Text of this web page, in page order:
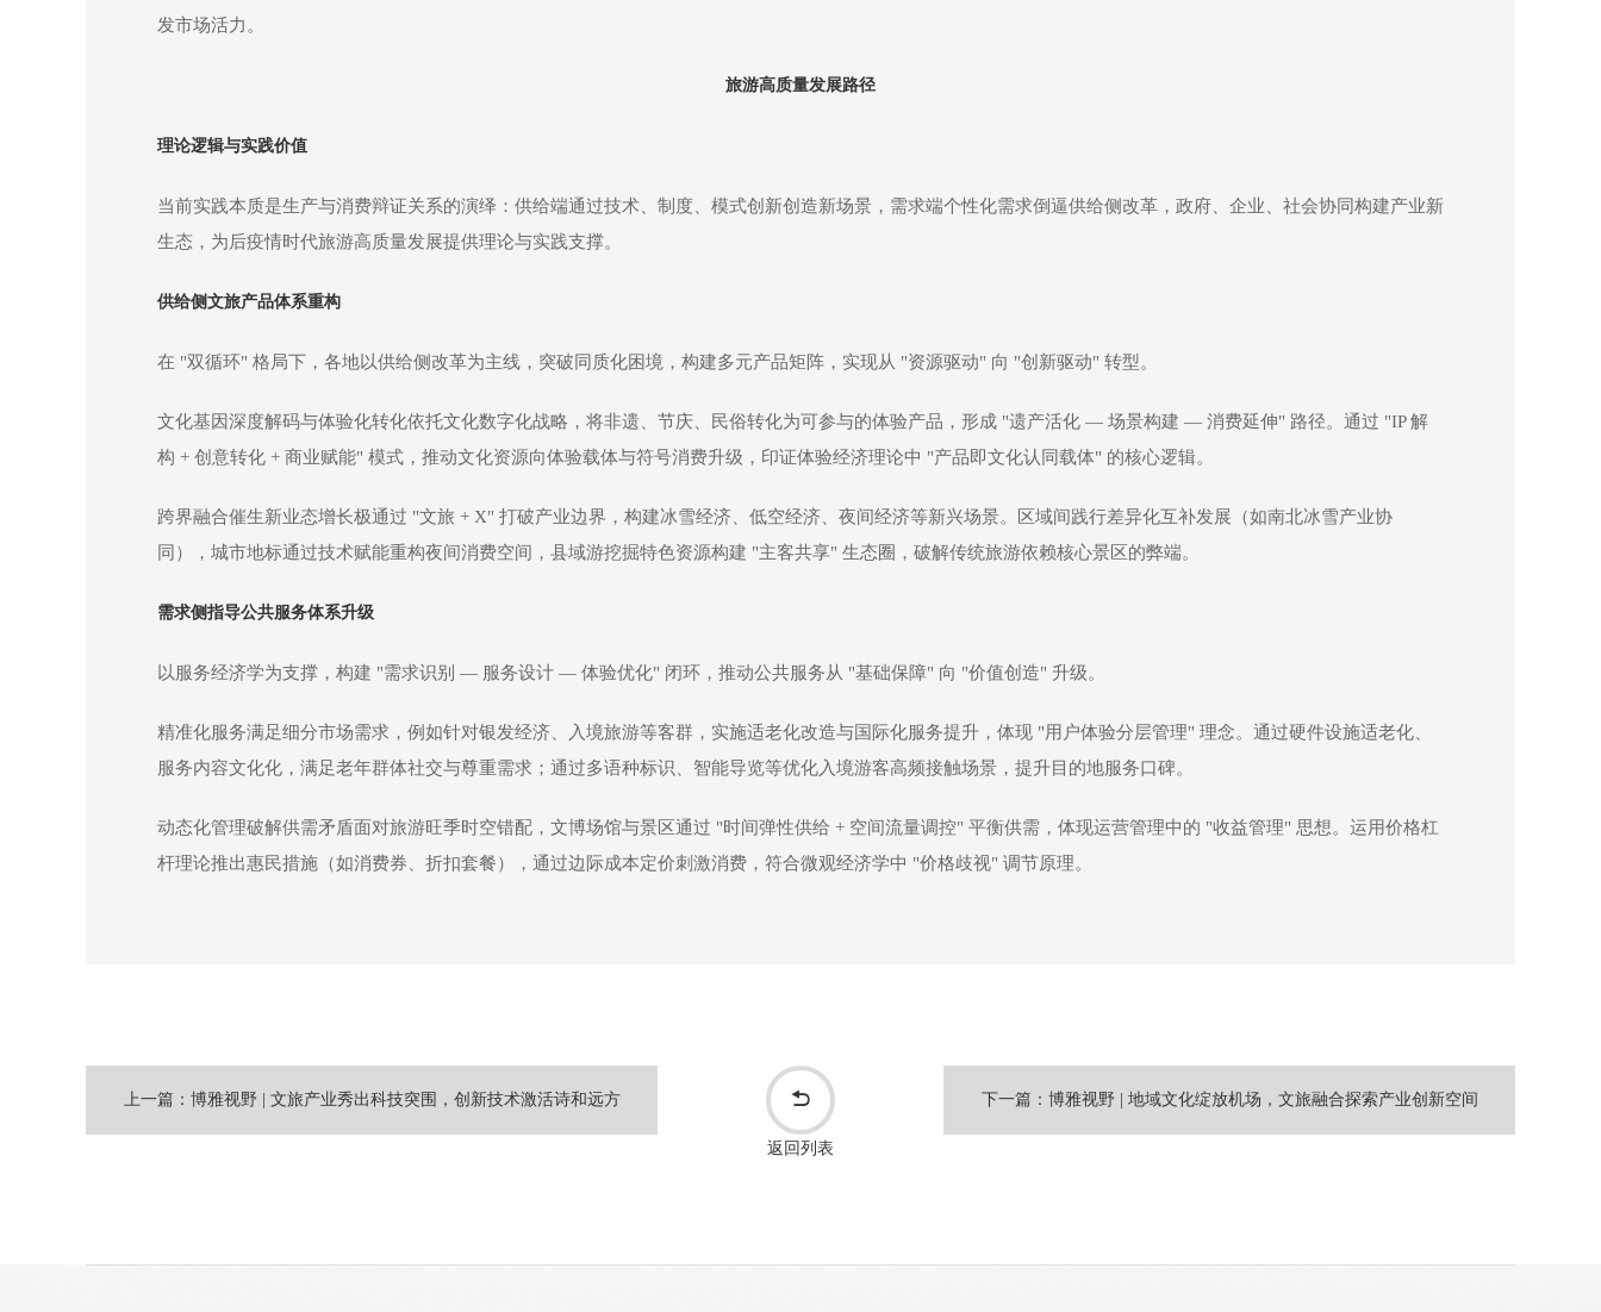
发市场活力。
旅游高质量发展路径
理论逻辑与实践价值
当前实践本质是生产与消费辩证关系的演绎：供给端通过技术、制度、模式创新创造新场景，需求端个性化需求倒逼供给侧改革，政府、企业、社会协同构建产业新
生态，为后疫情时代旅游高质量发展提供理论与实践支撑。
供给侧文旅产品体系重构
在 "双循环" 格局下，各地以供给侧改革为主线，突破同质化困境，构建多元产品矩阵，实现从 "资源驱动" 向 "创新驱动" 转型。
文化基因深度解码与体验化转化依托文化数字化战略，将非遗、节庆、民俗转化为可参与的体验产品，形成 "遗产活化 — 场景构建 — 消费延伸" 路径。通过 "IP 解
构 + 创意转化 + 商业赋能" 模式，推动文化资源向体验载体与符号消费升级，印证体验经济理论中 "产品即文化认同载体" 的核心逻辑。
跨界融合催生新业态增长极通过 "文旅 + X" 打破产业边界，构建冰雪经济、低空经济、夜间经济等新兴场景。区域间践行差异化互补发展（如南北冰雪产业协
同），城市地标通过技术赋能重构夜间消费空间，县域游挖掘特色资源构建 "主客共享" 生态圈，破解传统旅游依赖核心景区的弊端。
需求侧指导公共服务体系升级
以服务经济学为支撑，构建 "需求识别 — 服务设计 — 体验优化" 闭环，推动公共服务从 "基础保障" 向 "价值创造" 升级。
精准化服务满足细分市场需求，例如针对银发经济、入境旅游等客群，实施适老化改造与国际化服务提升，体现 "用户体验分层管理" 理念。通过硬件设施适老化、
服务内容文化化，满足老年群体社交与尊重需求；通过多语种标识、智能导览等优化入境游客高频接触场景，提升目的地服务口碑。
动态化管理破解供需矛盾面对旅游旺季时空错配，文博场馆与景区通过 "时间弹性供给 + 空间流量调控" 平衡供需，体现运营管理中的 "收益管理" 思想。运用价格杠
杆理论推出惠民措施（如消费券、折扣套餐），通过边际成本定价刺激消费，符合微观经济学中 "价格歧视" 调节原理。
上一篇：博雅视野 | 文旅产业秀出科技突围，创新技术激活诗和远方
返回列表
下一篇：博雅视野 | 地域文化绽放机场，文旅融合探索产业创新空间